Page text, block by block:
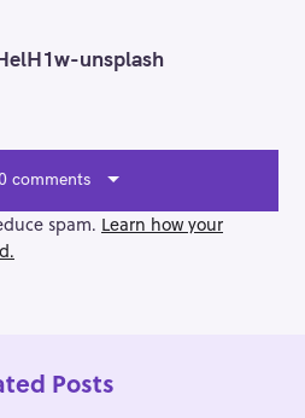
unsplash
0 comments
spam. Learn how your
Posts